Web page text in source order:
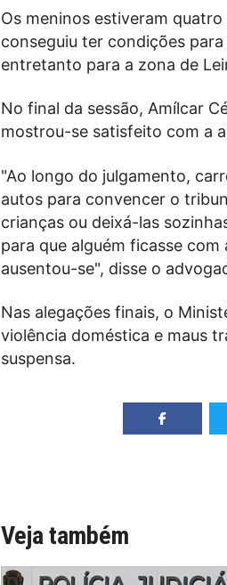
Os meninos estiveram
conseguiu ter condições
entretanto para a zona de
No final da sessão, Amílcar
mostrou-se satisfeito com a
"Ao longo do julgamento,
autos para convencer o
crianças ou deixá-las
para que alguém ficasse
ausentou-se", disse o
Nas alegações finais, o
violência doméstica e maus
suspensa.
Veja também